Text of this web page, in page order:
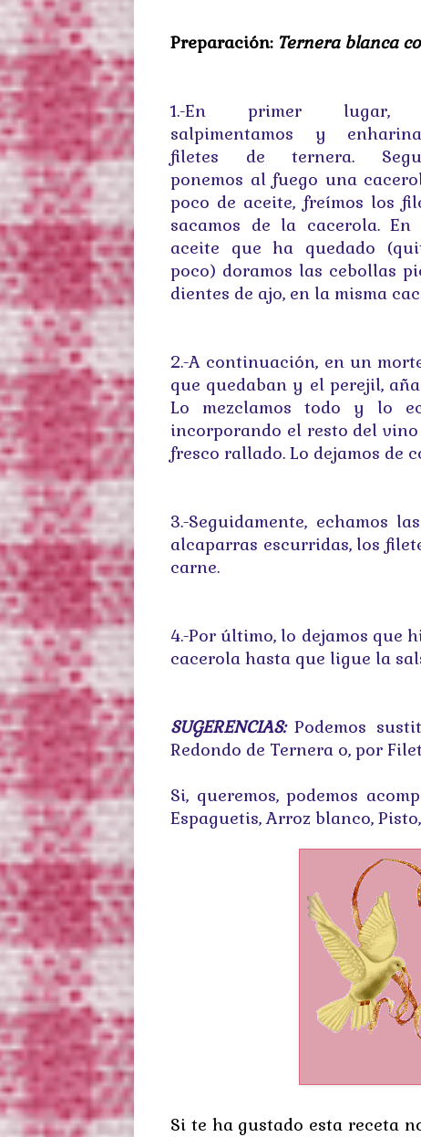
Preparación: Ternera blanca
1.-En primer lugar,
salpimentamos y
filetes de ternera.
ponemos al fuego una
poco de aceite, freímos los
sacamos de la cacerola. En
aceite que ha quedado
poco) doramos las cebollas
dientes de ajo, en la misma
2.-A continuación, en un
que quedaban y el perejil,
Lo mezclamos todo y lo
incorporando el resto del
fresco rallado. Lo dejamos de
3.-Seguidamente, echamos
alcaparras escurridas, los
carne.
4.-Por último, lo dejamos que
cacerola hasta que ligue la
SUGERENCIAS:Podemos s
Redondo de Ternera o, por
Si, queremos, podemos
Espaguetis, Arroz blanco,
Si te ha gustado esta receta